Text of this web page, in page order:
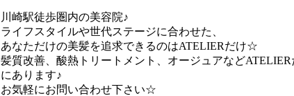
川崎駅徒歩圏内の美容院♪
ライフスタイルや世代ステージに合わせた、
あなただけの美髪を追求できるのはATELIERだけ☆
髪質改善、酸熱トリートメント、オージュアなど
にあります♪
お気軽にお問い合わせ下さい☆